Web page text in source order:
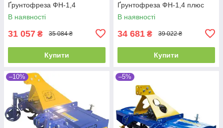
Ґрунтофреза ФН-1,4
В наявності
31 057 ₴ 35 084 ₴
Купити
Ґрунтофреза ФН-1,4 плюс
В наявності
34 681 ₴ 39 022 ₴
Купити
–10% –5%